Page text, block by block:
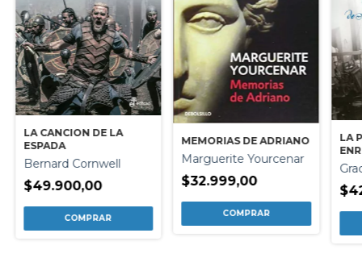
LA CANCION DE LA
ESPADA
Bernard Cornwell
$49.900,00
MEMORIAS DE ADRIANO
Marguerite Yourcenar
$32.999,00
LA